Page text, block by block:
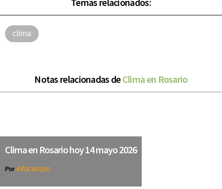
clima
Notas relacionadas deClima en Rosario
Clima en Rosario hoy 14 mayo 2026
Por infocampo